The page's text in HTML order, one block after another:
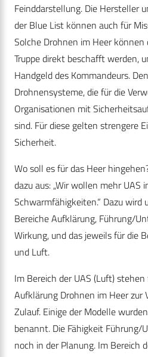
Feinddarstellung. Die Hersteller
der Blue List können auch für
Solche Drohnen im Heer
Truppe direkt beschafft werden,
Handgeld des Kommandeurs.
Drohnensysteme, die für die
Organisationen mit
sind. Für diese gelten strengere
Sicherheit.
Wo soll es für das Heer
dazu aus: „Wir wollen mehr
Schwarmfähigkeiten.“ Dazu wird
Bereiche Aufklärung, Führung/
Wirkung, und das jeweils für die
und Luft.
Im Bereich der UAS (Luft)
Aufklärung Drohnen im Heer zur
Zulauf. Einige der Modelle
benannt. Die Fähigkeit
noch in der Planung. Im Bereich